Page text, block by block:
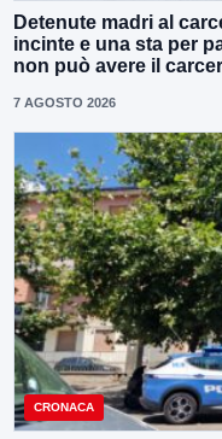
Detenute madri al
incinte e una sta per
non può avere il
7 AGOSTO 2026
CRONACA